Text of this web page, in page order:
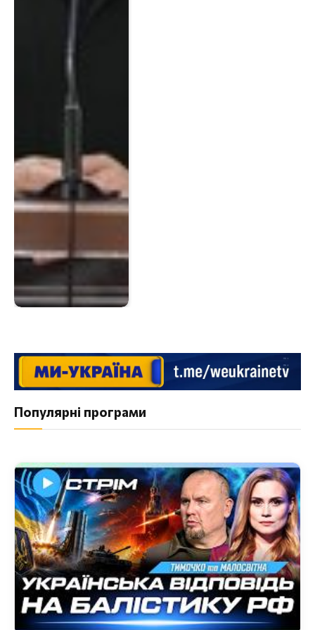
Популярні програми